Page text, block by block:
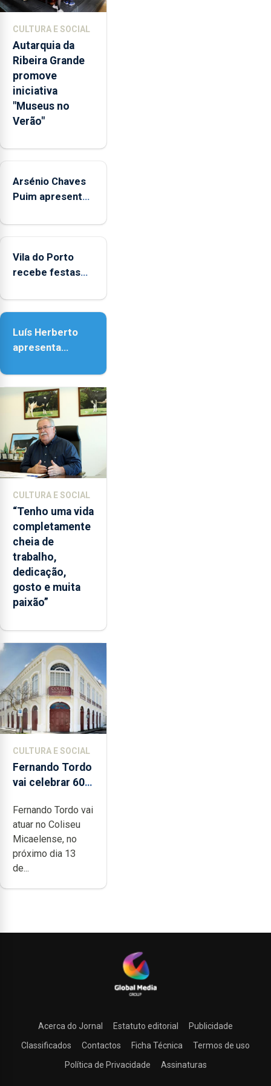
767
anunciou
o
Governo
Regional.
CULTURA E SOCIAL
Autarquia da
Ribeira Grande
promove
iniciativa
"Museus no
Verão"
Arsénio Chaves
Puim apresenta
Biblioteca de
Vila do Porto
recebe festas
Nossa Senhora
Luís Herberto
apresenta
Paisagem’
CULTURA E SOCIAL
“Tenho uma vida
completamente
cheia de
trabalho,
dedicação,
gosto e muita
paixão”
CULTURA E SOCIAL
Fernando Tordo
vai celebrar 60
no Coliseu
Micaelense
Fernando Tordo vai
atuar no Coliseu
Micaelense, no
próximo dia 13
de...
Acerca do Jornal Estatuto editorial
Publicidade
Classificados
Contactos Ficha Técnica
Termos de uso
Política de Privacidade
Assinaturas